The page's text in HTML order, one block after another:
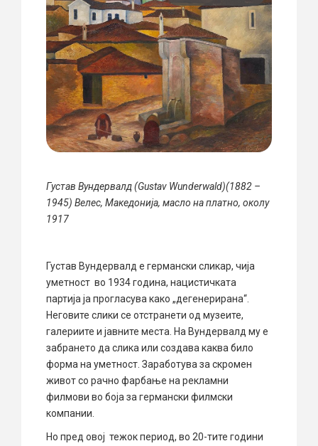
Густав Вундервалд (Gustav Wunderwald)(1882 –
1945) Велес, Македонија, масло на платно, околу
1917
Густав Вундервалд е германски сликар, чија
уметност во 1934 година, нацистичката
партија ја прогласува како „дегенерирана“.
Неговите слики се отстранети од музеите,
галериите и јавните места. На Вундервалд му е
забрането да слика или создава каква било
форма на уметност. Заработува за скромен
живот со рачно фарбање на рекламни
филмови во боја за германски филмски
компании.
Но пред овој тежок периoд, во 20-тите години